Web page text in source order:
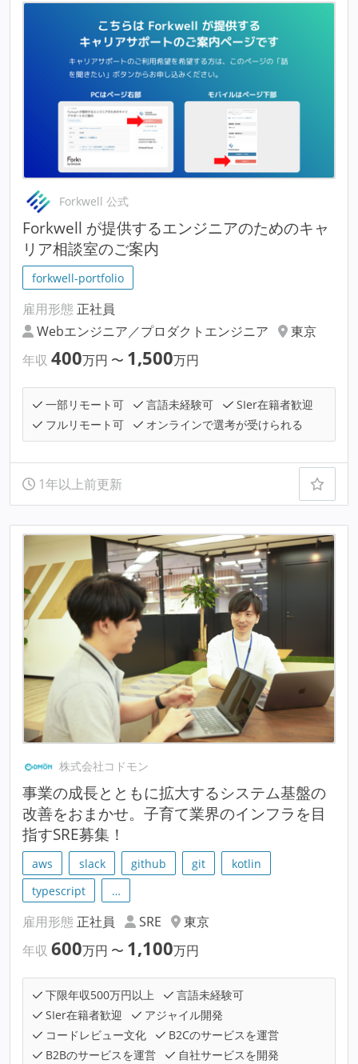
Forkwell 公式
Forkwell が提供するエンジニアのためのキャ
リア相談室のご案内
forkwell-portfolio
雇用形態 正社員
Webエンジニア／プロダクトエンジニア
東京
年収 400万円 〜 1,500万円
一部リモート可 言語未経験可
SIer在籍者歓迎
フルリモート可
オンラインで選考が受けられる
1年以上前更新
株式会社コドモン
事業の成長とともに拡大するシステム基盤の
改善をおまかせ。子育て業界のインフラを目
指すSRE募集！
aws slack github git
kotlin
typescript
…
雇用形態 正社員 SRE
東京
年収 600万円 〜 1,100万円
下限年収500万円以上
言語未経験可
SIer在籍者歓迎
アジャイル開発
コードレビュー文化
B2Cのサービスを運営
B2Bのサービスを運営
自社サービスを開発